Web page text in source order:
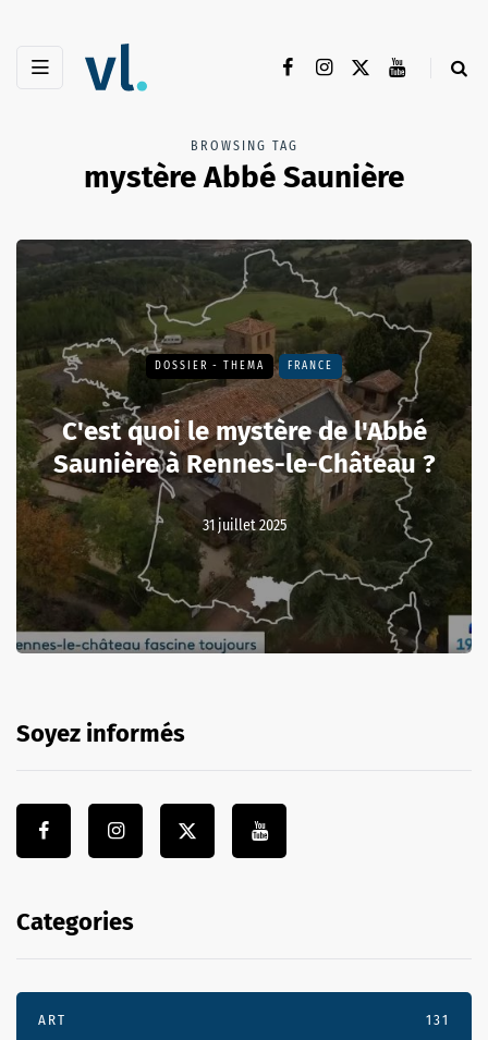
BROWSING TAG
mystère Abbé Saunière
DOSSIER - THEMA FRANCE
C'est quoi le mystère de l'Abbé
Saunière à Rennes-le-Château ?
31 juillet 2025
Soyez informés
Categories
ART 131